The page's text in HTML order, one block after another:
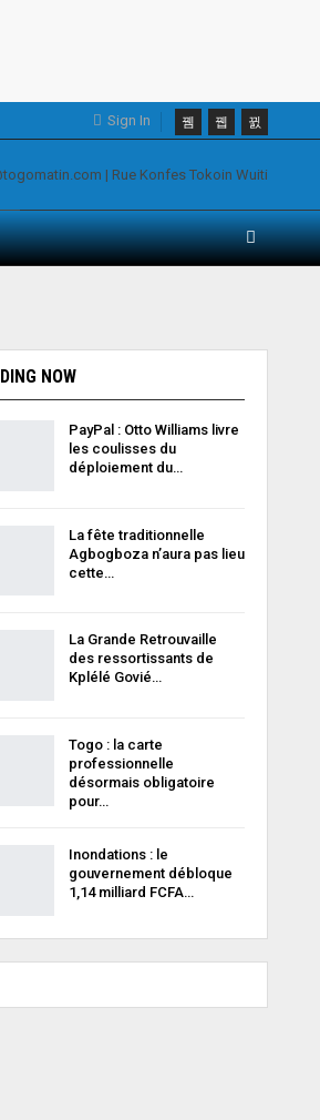
Sign In
NOW
PayPal : Otto Williams livre
les coulisses du
déploiement du…
La fête traditionnelle
Agbogboza n’aura pas lieu
cette…
La Grande Retrouvaille
des ressortissants de
Kplélé Govié…
Togo : la carte
professionnelle
désormais obligatoire
pour…
Inondations : le
gouvernement débloque
1,14 milliard FCFA…